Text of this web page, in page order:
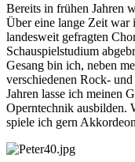
Bereits in frühen Jahren
Über eine lange Zeit war
landesweit gefragten
Schauspielstudium
Gesang bin ich, neben
verschiedenen Rock-
Jahren lasse ich meinen
Operntechnik ausbilden.
spiele ich gern